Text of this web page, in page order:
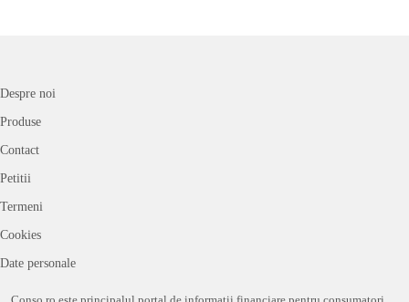
Despre noi
Produse
Contact
Petitii
Termeni
Cookies
Date personale